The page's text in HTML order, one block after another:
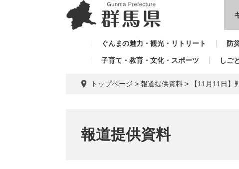
ぐんまの魅力・観光・リトリート 防
子育て・教育・文化・スポーツ しご
トップページ > 報道提供資料 > 【11月11日
報道提供資料